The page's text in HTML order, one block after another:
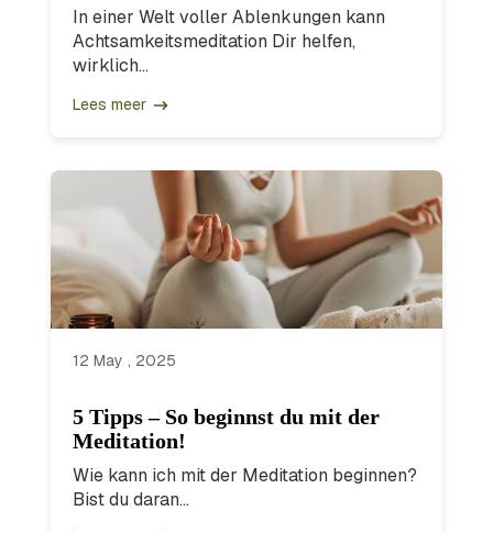
In einer Welt voller Ablenkungen kann
Achtsamkeitsmeditation Dir helfen,
wirklich...
Lees meer
12 May , 2025
5 Tipps – So beginnst du mit der
Meditation!
Wie kann ich mit der Meditation beginnen?
Bist du daran...